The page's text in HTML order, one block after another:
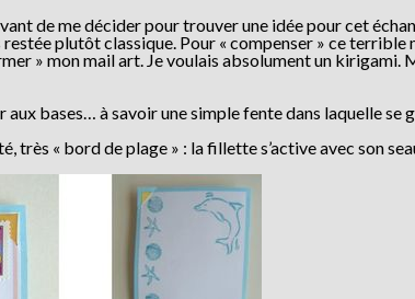
de me décider pour trouver une idée pour cet
plutôt classique. Pour « compenser » ce terrible
» mon mail art. Je voulais absolument un
aux bases… à savoir une simple fente dans laquelle se
très « bord de plage » : la fillette s’active avec son